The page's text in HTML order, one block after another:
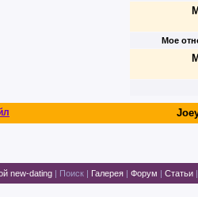
Мое
new-dating | Поиск | Галерея | Форум | Статьи